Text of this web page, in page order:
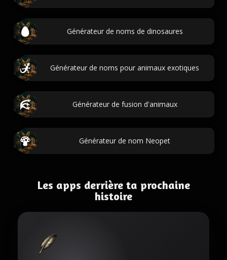
Générateur de noms de dinosaures
Générateur de noms pour animaux exotiques
Générateur de fusion d'animaux
Générateur de nom Neopet
Les apps derrière ta prochaine
histoire